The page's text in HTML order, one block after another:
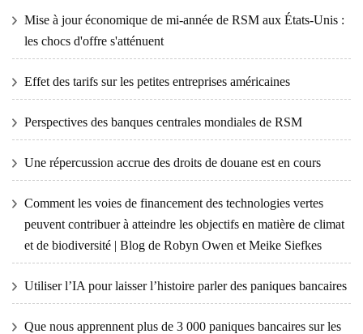
Mise à jour économique de mi-année de RSM aux États-Unis :
les chocs d'offre s'atténuent
Effet des tarifs sur les petites entreprises américaines
Perspectives des banques centrales mondiales de RSM
Une répercussion accrue des droits de douane est en cours
Comment les voies de financement des technologies vertes
peuvent contribuer à atteindre les objectifs en matière de climat
et de biodiversité | Blog de Robyn Owen et Meike Siefkes
Utiliser l’IA pour laisser l’histoire parler des paniques bancaires
Que nous apprennent plus de 3 000 paniques bancaires sur les